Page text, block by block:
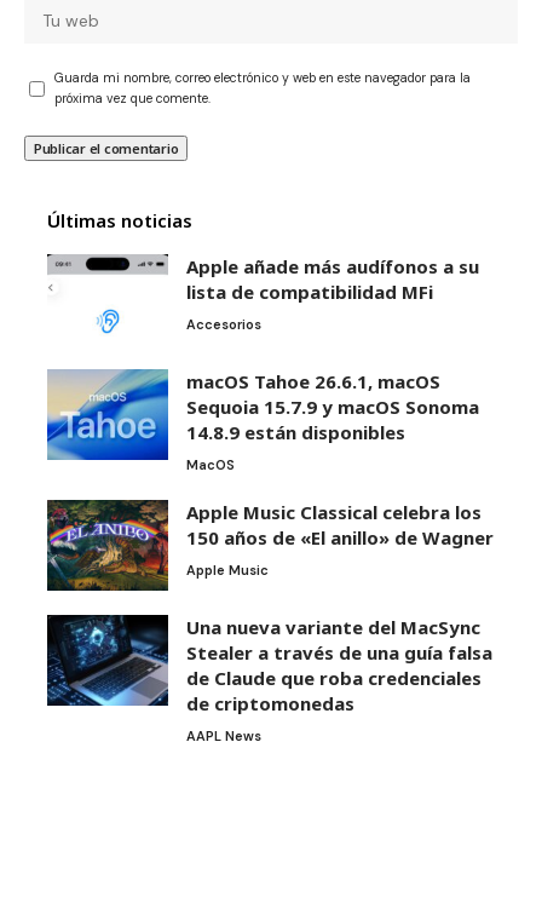
Guarda mi nombre, correo electrónico y web en este navegador para la
próxima vez que comente.
Últimas noticias
Apple añade más audífonos a su
lista de compatibilidad MFi
Accesorios
macOS Tahoe 26.6.1, macOS
Sequoia 15.7.9 y macOS Sonoma
14.8.9 están disponibles
MacOS
Apple Music Classical celebra los
150 años de «El anillo» de Wagner
Apple Music
Una nueva variante del MacSync
Stealer a través de una guía falsa
de Claude que roba credenciales
de criptomonedas
AAPL News